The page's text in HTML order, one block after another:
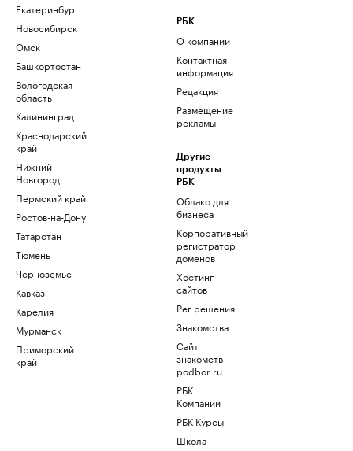
Екатеринбург
Новосибирск
Омск
Башкортостан
Вологодская
область
Калининград
Краснодарский
край
Нижний
Новгород
Пермский край
Ростов-на-Дону
Татарстан
Тюмень
Черноземье
Кавказ
Карелия
Мурманск
Приморский
край
РБК
О компании
Контактная
информация
Редакция
Размещение
рекламы
Другие
продукты
РБК
Облако для
бизнеса
Корпоративный
регистратор
доменов
Хостинг
сайтов
Рег.решения
Знакомства
Сайт
знакомств
podbor.ru
РБК
Компании
РБК Курсы
Школа